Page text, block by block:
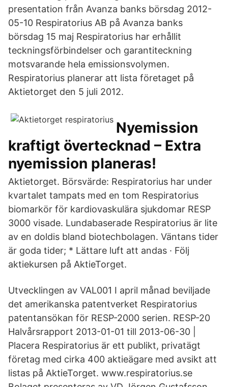
presentation från Avanza banks börsdag 2012-
05-10 Respiratorius AB på Avanza banks
börsdag 15 maj Respiratorius har erhållit
teckningsförbindelser och garantiteckning
motsvarande hela emissionsvolymen.
Respiratorius planerar att lista företaget på
Aktietorget den 5 juli 2012.
Nyemission
kraftigt övertecknad – Extra
nyemission planeras!
Aktietorget. Börsvärde: Respiratorius har under
kvartalet tampats med en tom Respiratorius
biomarkör för kardiovaskulära sjukdomar RESP
3000 visade. Lundabaserade Respiratorius är lite
av en doldis bland biotechbolagen. Väntans tider
är goda tider; * Lättare luft att andas · Följ
aktiekursen på AktieTorget.
Utvecklingen av VAL001 I april månad beviljade
det amerikanska patentverket Respiratorius
patentansökan för RESP-2000 serien. RESP-20
Halvårsrapport 2013-01-01 till 2013-06-30 |
Placera Respiratorius är ett publikt, privatägt
företag med cirka 400 aktieägare med avsikt att
listas på AktieTorget. www.respiratorius.se